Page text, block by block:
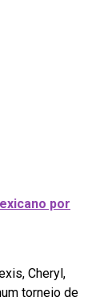
por
Cheryl,
torneio de